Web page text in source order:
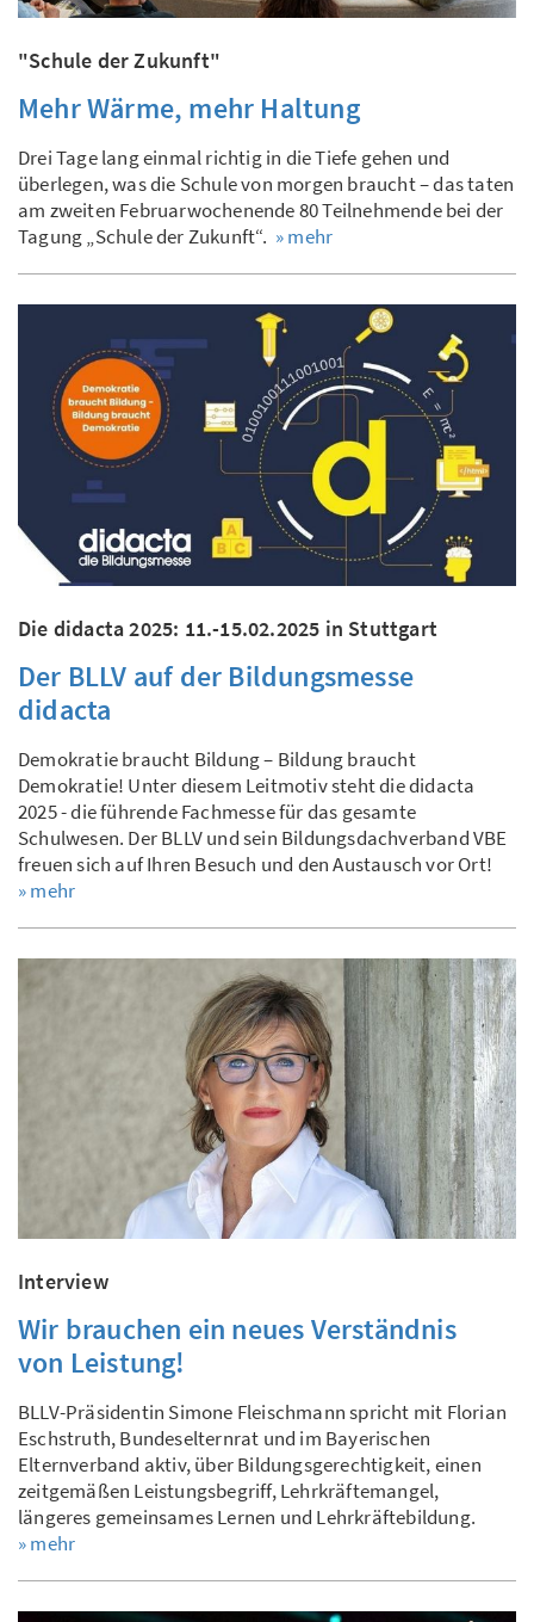
"Schule der Zukunft"
Mehr Wärme, mehr Haltung
Drei Tage lang einmal richtig in die Tiefe gehen und
überlegen, was die Schule von morgen braucht – das taten
am zweiten Februarwochenende 80 Teilnehmende bei der
Tagung „Schule der Zukunft“. » mehr
Die didacta 2025: 11.-15.02.2025 in Stuttgart
Der BLLV auf der Bildungsmesse
didacta
Demokratie braucht Bildung – Bildung braucht
Demokratie! Unter diesem Leitmotiv steht die didacta
2025 - die führende Fachmesse für das gesamte
Schulwesen. Der BLLV und sein Bildungsdachverband VBE
freuen sich auf Ihren Besuch und den Austausch vor Ort!
» mehr
Interview
Wir brauchen ein neues Verständnis
von Leistung!
BLLV-Präsidentin Simone Fleischmann spricht mit Florian
Eschstruth, Bundeselternrat und im Bayerischen
Elternverband aktiv, über Bildungsgerechtigkeit, einen
zeitgemäßen Leistungsbegriff, Lehrkräftemangel,
längeres gemeinsames Lernen und Lehrkräftebildung.
» mehr